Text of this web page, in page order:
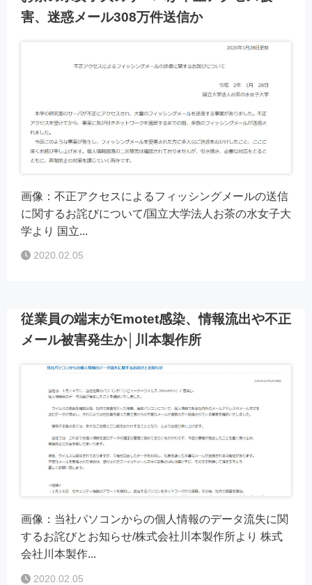
害、迷惑メール308万件送信か
画像：不正アクセスによるフィッシングメールの送信
に関するお詫びについて/国立大学法人お茶の水女子大
学より 国立...
2020.02.05
従業員の端末がEmotet感染、情報流出や不正
メール被害発生か│川本製作所
画像：当社パソコンからの個人情報のデータ流失に関
するお詫びとお知らせ/株式会社川本製作所より 株式
会社川本製作...
2020.02.05